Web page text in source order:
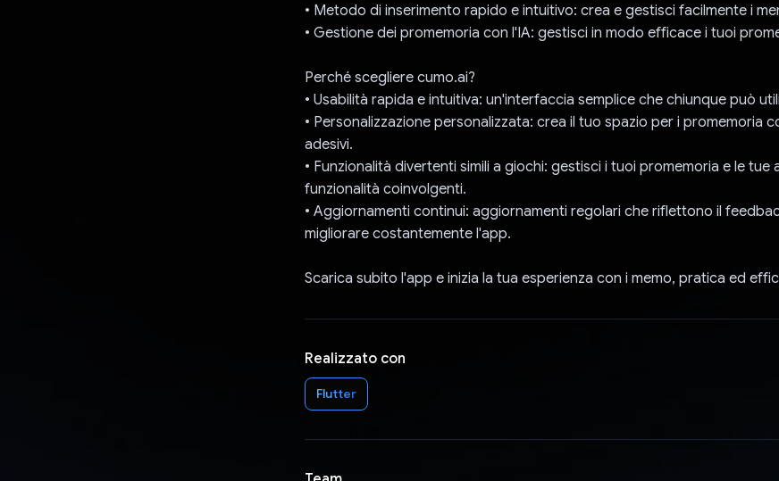
• Metodo di inserimento rapido e intuitivo: crea e gestisci facilmente i
• Gestione dei promemoria con l'IA: gestisci in modo efficace i tuoi
Perché scegliere cumo.ai?
• Usabilità rapida e intuitiva: un'interfaccia semplice che chiunque può
• Personalizzazione personalizzata: crea il tuo spazio per i promemoria
adesivi.
• Funzionalità divertenti simili a giochi: gestisci i tuoi promemoria e le tue
funzionalità coinvolgenti.
• Aggiornamenti continui: aggiornamenti regolari che riflettono il
migliorare costantemente l'app.
Scarica subito l'app e inizia la tua esperienza con i memo, pratica ed
Realizzato con
Flutter